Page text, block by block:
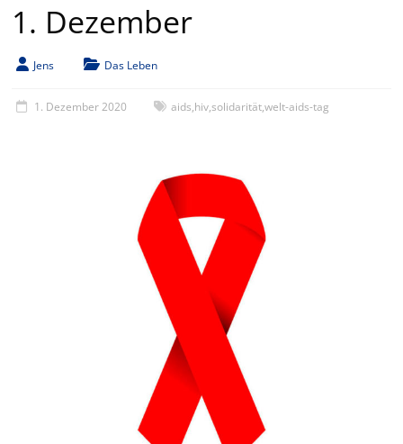
1. Dezember
Jens Das Leben
1. Dezember 2020 aids,hiv,solidarität,welt-aids-tag